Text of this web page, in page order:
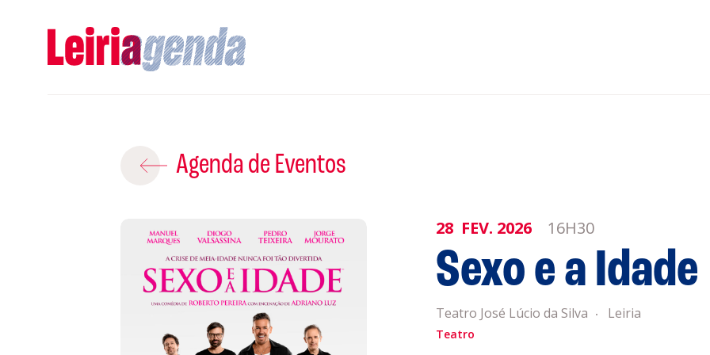
Agenda
Agenda de Eventos
28 FEV. 2026 16H30
Sexo e a Idade
Teatro José Lúcio da Silva Leiria
Teatro
ROTEIROS EXISTENTES
CRIAR NOVO